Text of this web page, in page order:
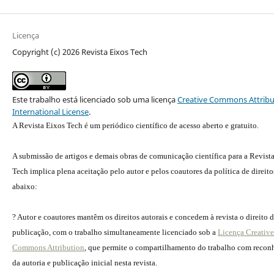
Licença
Copyright (c) 2026 Revista Eixos Tech
Este trabalho está licenciado sob uma licençaCreative Commons
International License.
A Revista Eixos Tech é um periódico científico de acesso aberto e gratuito.
A submissão de artigos e demais obras de comunicação científica para a
Tech implica plena aceitação pelo autor e pelos coautores da política de
abaixo:
? Autor e coautores mantêm os direitos autorais e concedem à revista o direito
publicação, com o trabalho simultaneamente licenciado sob a Licença Creative
Commons Attribution, que permite o compartilhamento do trabalho com
da autoria e publicação inicial nesta revista.